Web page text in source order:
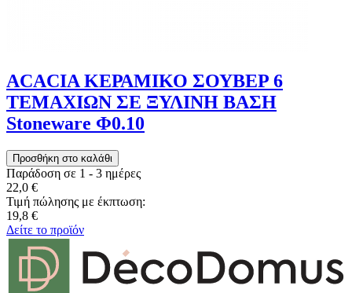
ACACIA ΚΕΡΑΜΙΚΟ ΣΟΥΒΕΡ 6
ΤΕΜΑΧΙΩΝ ΣΕ ΞΥΛΙΝΗ ΒΑΣΗ
Stoneware Φ0.10
Παράδοση σε 1 - 3 ημέρες
22,0 €
Τιμή πώλησης με έκπτωση:
19,8 €
Δείτε το προϊόν